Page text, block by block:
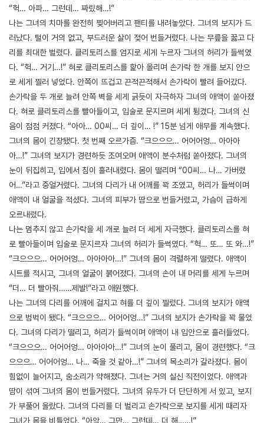
“헉… 아파… 그런데… 짜맀해…!”
나는 그녀의 치마를 완전히 찢어버리고 팬티를 내려놓았다. 그녀의 보지가 드
러났다. 털이 거의 없고, 부드러운 살이 젖어 번들거렸다. 나는 무릎을 꿇고 다
리를 최대한 벌렸다. 클리토리스를 엄지로 세게 누르자 그녀의 허리가 들썩였
다. “헉… 거기…!” 혀로 클리토리스를 핥아 올리며 손가락 한 개를 보지 안으
로 세게 찔러 넣었다. 안쪽이 뜨겁고 끈적끈적해서 손가락이 빨려 들어갔다.
손가락을 두 개로 늘려 안쪽 벽을 세게 긁듯이 자극하자 그녀의 애액이 쏟아졌
다. 혀로 클리토리스를 빨아들이고, 입술로 문지르며 세게 튕겼다. 그녀의 신
음이 점점 커졌다. “아아… 00씨… 더 깊이… !” 15분 넘게 애무를 계속했다.
그녀의 몸이 긴장됐다. 첫 번째 오르가즘. “크으으으… 어어어엉… 아아아
아…!” 그녀의 보지가 경련하듯 조여오며 애액이 분수처럼 쏟아졌다. 그녀의
눈이 뒤집히고, 입에서 침이 흘러내렸다. 몸이 떨리며 “00씨… 나… 가버렸
어…”라고 중얼거렸다. 그녀의 다리가 내 어깨를 꽉 조였고, 허리가 들썩이며
애액이 내 얼굴을 적셨다. 그녀의 피부가 땀으로 번들거렸고, 가슴이 급하게
오르내렸다.
나는 멈추지 않고 손가락을 세 개로 늘려 더 세게 자극했다. 클리토리스를 혀
로 빨아들이며 입술로 문지르자 그녀의 허리가 들썩였다. “헉… 또… 또 와…!”
“크으으으… 어어어엉… 아아아아…!” 그녀의 몸이 격렬하게 떨렸다. 애액이
시트를 적시고, 그녀의 얼굴이 붉어졌다. 그녀의 손이 내 머리를 세게 누르며
“더… 더 빨아줘……제발!”라고 애원했다.
나는 그녀의 다리를 어깨에 걸치고 혀를 더 깊이 찔렀다. 그녀의 보지가 애액
으로 범벅이 됐다. “크으으으… 어어어엉…!” 그녀의 보지가 손가락을 꽉 물었
다. 그녀의 다리가 떨리고, 허리가 들썩이며 애액이 내 입안으로 흘러들었다.
“크으으으… 어어어엉… 아아아아…!” 그녀의 눈이 풀리고, 몸이 경련했다. “크
으으으… 어어어엉… 나… 죽을 것 같아…!” 그녀의 목소리가 갈라졌다. 몸이
힘없이 늘어지고, 숨소리가 약해졌다. 그녀는 거의 실신 직전이었다. 애액과
땀이 섞여 그녀의 몸이 번들거렸다. 그녀의 유두가 더 단단하게 서 있고, 보지
가 부풀어 올랐다. 그녀의 다리를 더 벌리고 손가락으로 보지를 세게 때리자
그녀가 몸을 비틀었다. “아악… 그만… 그런데… 더 해……!”